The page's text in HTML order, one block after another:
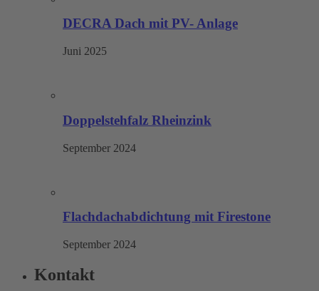
DECRA Dach mit PV- Anlage
Juni 2025
Doppelstehfalz Rheinzink
September 2024
Flachdachabdichtung mit Firestone
September 2024
Kontakt